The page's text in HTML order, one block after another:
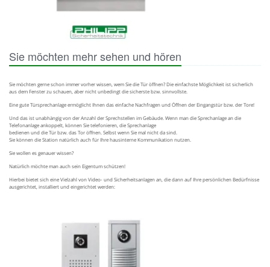
Sie möchten mehr sehen und hören
Sie möchten gerne schon immer vorher wissen, wem Sie die Tür öffnen? Die einfachste Möglichkeit ist sicherlich
aus dem Fenster zu schauen, aber nicht unbedingt die sicherste bzw. sinnvollste.
Eine gute Türsprechanlage ermöglicht Ihnen das einfache Nachfragen und Öffnen der Eingangstür bzw. der Tore!
Und das ist unabhängig von der Anzahl der Sprechstellen im Gebäude. Wenn man die Sprechanlage an die
Telefonanlage ankoppelt, können Sie telefonieren, die Sprechanlage
bedienen und die Tür bzw. das Tor öffnen. Selbst wenn Sie mal nicht da sind.
Sie können die Station natürlich auch für Ihre hausinterne Kommunikation nutzen.
Sie wollen es genauer wissen?
Natürlich möchte man auch sein Eigentum schützen!
Hierbei bietet sich eine Vielzahl von Video- und Sicherheitsanlagen an, die dann auf Ihre persönlichen Bedürfnisse
ausgerichtet, installiert und eingerichtet werden: